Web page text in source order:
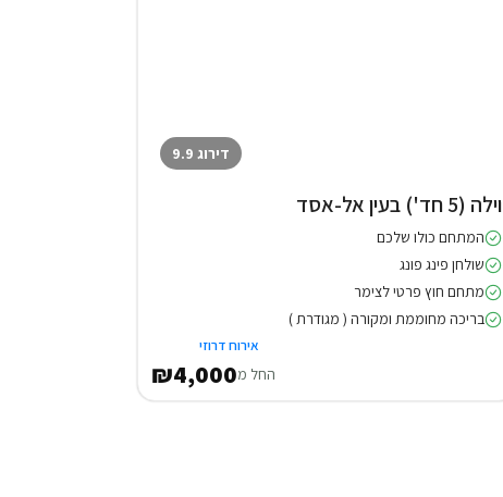
דירוג 9.9
וילה (5 חד') בעין אל-אסד
המתחם כולו שלכם
שולחן פינג פונג
מתחם חוץ פרטי לצימר
בריכה מחוממת ומקורה ( מגודרת )
אירוח דרוזי
החל מ₪4,000